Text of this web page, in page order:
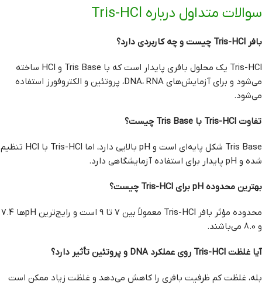
سوالات متداول درباره Tris-HCl
بافر Tris-HCl چیست و چه کاربردی دارد؟
Tris-HCl یک محلول بافری پایدار است که با Tris Base و HCl ساخته
می‌شود و برای آزمایش‌های DNA، RNA، پروتئین و الکتروفورز استفاده
می‌شود.
تفاوت Tris-HCl با Tris Base چیست؟
Tris Base شکل پایه‌ای است و pH بالایی دارد، اما Tris-HCl با HCl تنظیم
شده و pH پایدار برای استفاده آزمایشگاهی دارد.
بهترین محدوده pH برای Tris-HCl چیست؟
محدوده مؤثر بافر Tris-HCl معمولاً بین 7 تا 9 است و رایج‌ترین pHها 7.4
و 8.0 می‌باشند.
آیا غلظت Tris-HCl روی عملکرد DNA و پروتئین تأثیر دارد؟
بله، غلظت کم ظرفیت بافری را کاهش می‌دهد و غلظت زیاد ممکن است